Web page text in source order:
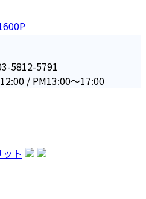
5812-5791
/ PM13:00〜17:00